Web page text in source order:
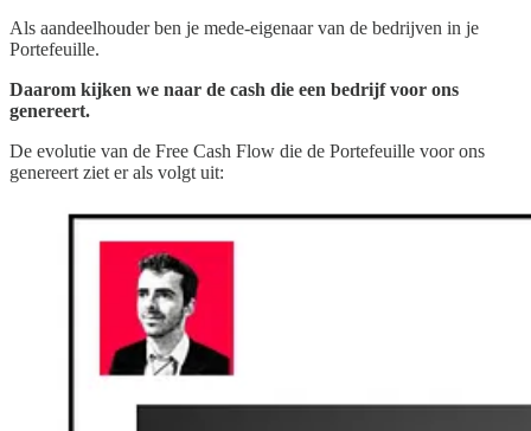
Als aandeelhouder ben je mede-eigenaar van de bedrijven in je
Portefeuille.
Daarom kijken we naar de cash die een bedrijf voor ons
genereert.
De evolutie van de Free Cash Flow die de Portefeuille voor ons
genereert ziet er als volgt uit: